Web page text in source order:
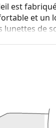
est
et un
lunettes de
pourrez
cacheront
vos yeux
soleil